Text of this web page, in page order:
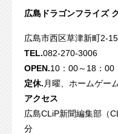
広島ドラゴンフライズ
広島市西区草津新町2-
TEL.082-270-3006
OPEN.10：00～18：00
定休. 月曜、ホームゲー
アクセス
広島CLiP新聞編集部（
分